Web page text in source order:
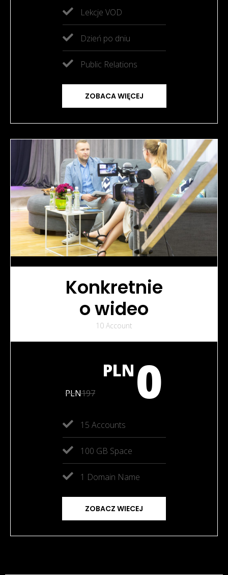
Lekcje VOD
Dzień po dniu
Public Relations
ZOBACA WIĘCEJ
Konkretnie
o wideo
10 Account
PLN197
PLN0
15 Accounts
100 GB Space
1 Domain Name
ZOBACZ WIECEJ